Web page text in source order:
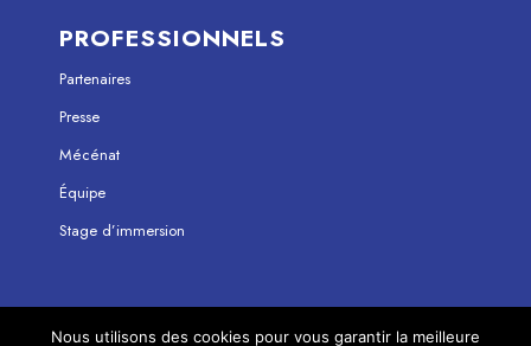
PROFESSIONNELS
Partenaires
Presse
Mécénat
Équipe
Stage d’immersion
Nous utilisons des cookies pour vous garantir la meilleure